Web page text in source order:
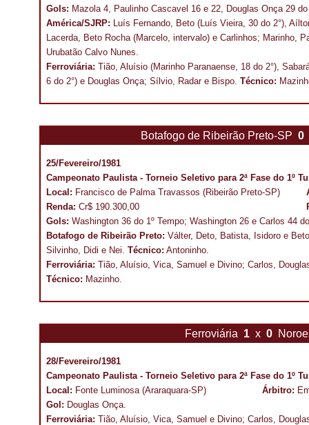
Gols: Mazola 4, Paulinho Cascavel 16 e 22, Douglas Onça 29 do
América/SJRP: Luís Fernando, Beto (Luís Vieira, 30 do 2°),
Lacerda, Beto Rocha (Marcelo, intervalo) e Carlinhos; Marinho,
Urubatão Calvo Nunes.
Ferroviária: Tião, Aluísio (Marinho Paranaense, 18 do 2°),
6 do 2°) e Douglas Onça; Sílvio, Radar e Bispo. Técnico:
Botafogo de Ribeirão Preto-SP 0
25/Fevereiro/1981
Campeonato Paulista - Torneio Seletivo para 2ª Fase do 1º
Local: Francisco de Palma Travassos (Ribeirão Preto-SP)
Renda: Cr$ 190.300,00
Gols: Washington 36 do 1º Tempo; Washington 26 e Carlos 44
Botafogo de Ribeirão Preto: Válter, Deto, Batista, Isidoro e
Silvinho, Didi e Nei. Técnico: Antoninho.
Ferroviária: Tião, Aluísio, Vica, Samuel e Divino; Carlos,
Técnico: Mazinho.
Ferroviária 1 x 0
28/Fevereiro/1981
Campeonato Paulista - Torneio Seletivo para 2ª Fase do 1º
Local: Fonte Luminosa (Araraquara-SP) Árbitro:
Gol: Douglas Onça.
Ferroviária: Tião, Aluísio, Vica, Samuel e Divino; Carlos,